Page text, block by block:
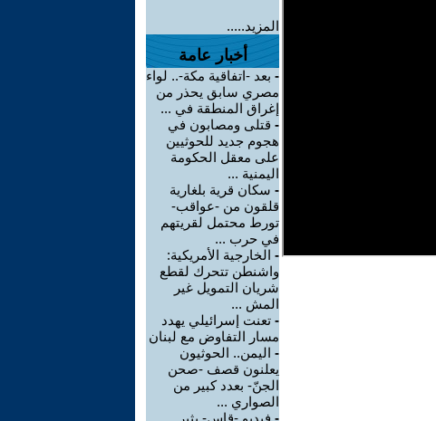
المزيد.....
أخبار عامة
- بعد -اتفاقية مكة-.. لواء
مصري سابق يحذر من
إغراق المنطقة في ...
- قتلى ومصابون في
هجوم جديد للحوثيين
على معقل الحكومة
اليمنية ...
- سكان قرية بلغارية
قلقون من -عواقب-
تورط محتمل لقريتهم
في حرب ...
- الخارجية الأمريكية:
واشنطن تتحرك لقطع
شريان التمويل غير
المش ...
- تعنت إسرائيلي يهدد
مسار التفاوض مع لبنان
- اليمن.. الحوثيون
يعلنون قصف -صحن
الجنّ- بعدد كبير من
الصواري ...
- فيديو -قاس- يثير